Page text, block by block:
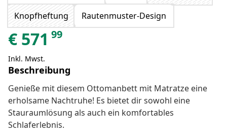
Knopfheftung
Rautenmuster-Design
€ 571 99
Inkl. Mwst.
Beschreibung
Genieße mit diesem Ottomanbett mit Matratze eine
erholsame Nachtruhe! Es bietet dir sowohl eine
Stauraumlösung als auch ein komfortables
Schlaferlebnis.